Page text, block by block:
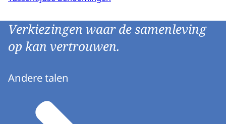
Verkiezingen waar de samenleving
op kan vertrouwen.
Andere talen